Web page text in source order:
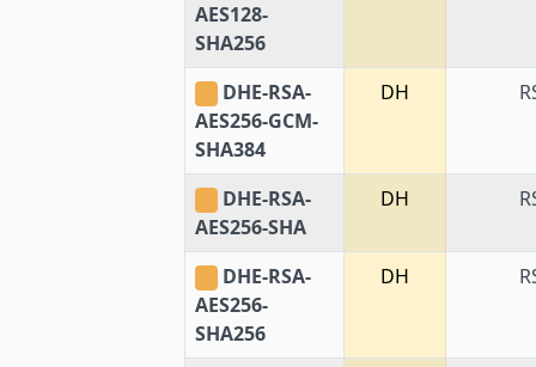
AES128-
SHA256
DHE-RSA-
AES256-GCM-
SHA384
DH
DHE-RSA-
AES256-SHA
DH
DHE-RSA-
AES256-
SHA256
DH